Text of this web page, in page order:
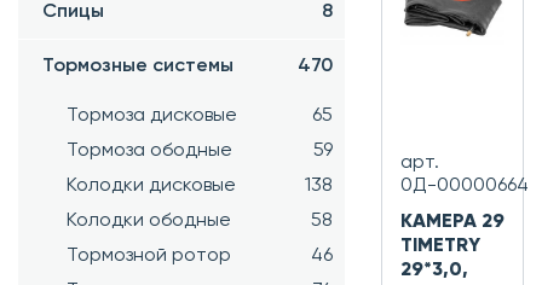
Спицы 8
Тормозные системы 470
Тормоза дисковые
65
Тормоза ободные
59
Колодки дисковые
138
Колодки ободные
58
Тормозной ротор
46
арт.
0Д-00000664
КАМЕРА 29
TIMETRY
29*3,0,